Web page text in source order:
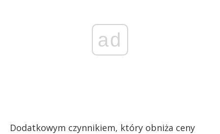
ad
Dodatkowym czynnikiem, który obniża ceny